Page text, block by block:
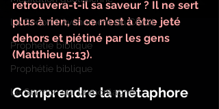
Le Second Avènement du Christ
Prophétie biblique
Prophétie biblique
Le Sermon sur la montagne
retrouvera-t-il sa saveur ? Il ne sert
plus à rien, si ce n’est à être jeté
dehors et piétiné par les gens
(Matthieu 5:13).
Comprendre la métaphore